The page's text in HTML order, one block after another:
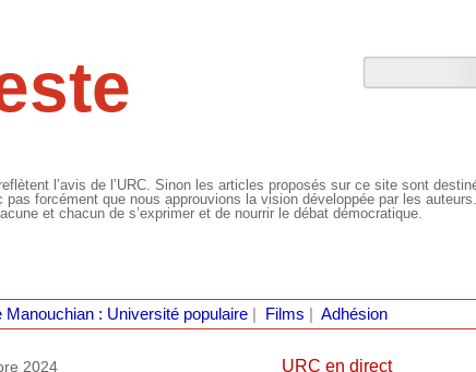
l’avis de l’URC. Sinon les articles proposés sur ce site sont
forcément que nous approuvions la vision développée par les
et chacun de s’exprimer et de nourrir le débat démocratique.
Manouchian : Université populaire| Films Adhésion
2024 URC en direct